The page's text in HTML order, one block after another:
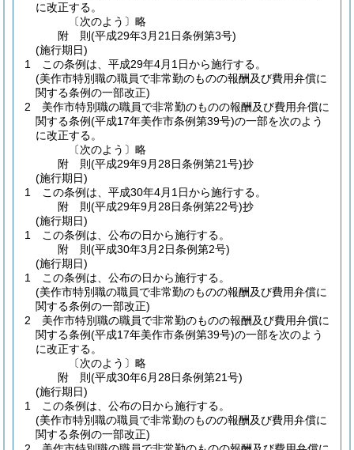
に改正する。
〔次のよう〕略
附 則(平成29年3月21日条例第3号)
(施行期日)
1
この条例は、平成29年4月1日から施行する。
(美作市特別職の職員で非常勤のものの報酬及び費用弁償に
関する条例の一部改正)
2
美作市特別職の職員で非常勤のものの報酬及び費用弁償に
関する条例(平成17年美作市条例第39号)の一部を次のよう
に改正する。
〔次のよう〕略
附 則(平成29年9月28日条例第21号)抄
(施行期日)
1
この条例は、平成30年4月1日から施行する。
附 則(平成29年9月28日条例第22号)抄
(施行期日)
1
この条例は、公布の日から施行する。
附 則(平成30年3月2日条例第2号)
(施行期日)
1
この条例は、公布の日から施行する。
(美作市特別職の職員で非常勤のものの報酬及び費用弁償に
関する条例の一部改正)
2
美作市特別職の職員で非常勤のものの報酬及び費用弁償に
関する条例(平成17年美作市条例第39号)の一部を次のよう
に改正する。
〔次のよう〕略
附 則(平成30年6月28日条例第21号)
(施行期日)
1
この条例は、公布の日から施行する。
(美作市特別職の職員で非常勤のものの報酬及び費用弁償に
関する条例の一部改正)